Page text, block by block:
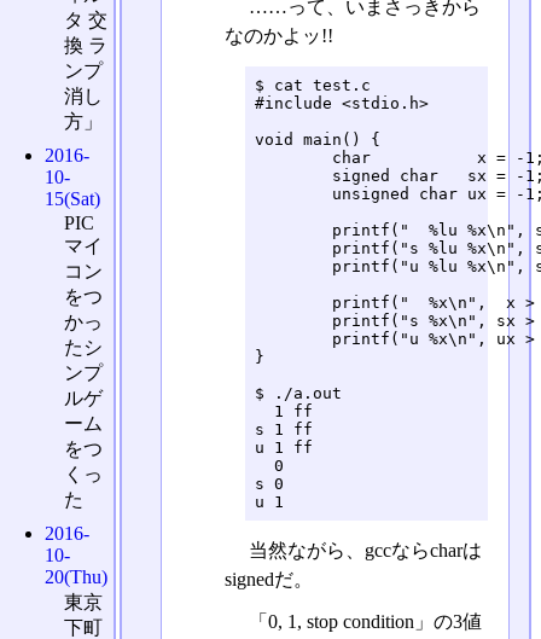
……って、いまさっきから
なのかよッ!!
$ cat test.c
#include <stdio.h>
void main() {
}
$ ./a.out
  1 ff
s 1 ff
u 1 ff
  0
s 0
u 1
当然ながら、gccならcharは
signedだ。
「0, 1, stop condition」の3値
タ 交
換 ラ
ンプ
消し
方」
2016-
10-
15(Sat)
PIC
マイ
コン
をつ
かっ
たシ
ンプ
ルゲ
ーム
をつ
くっ
た
2016-
10-
20(Thu)
東京
下町